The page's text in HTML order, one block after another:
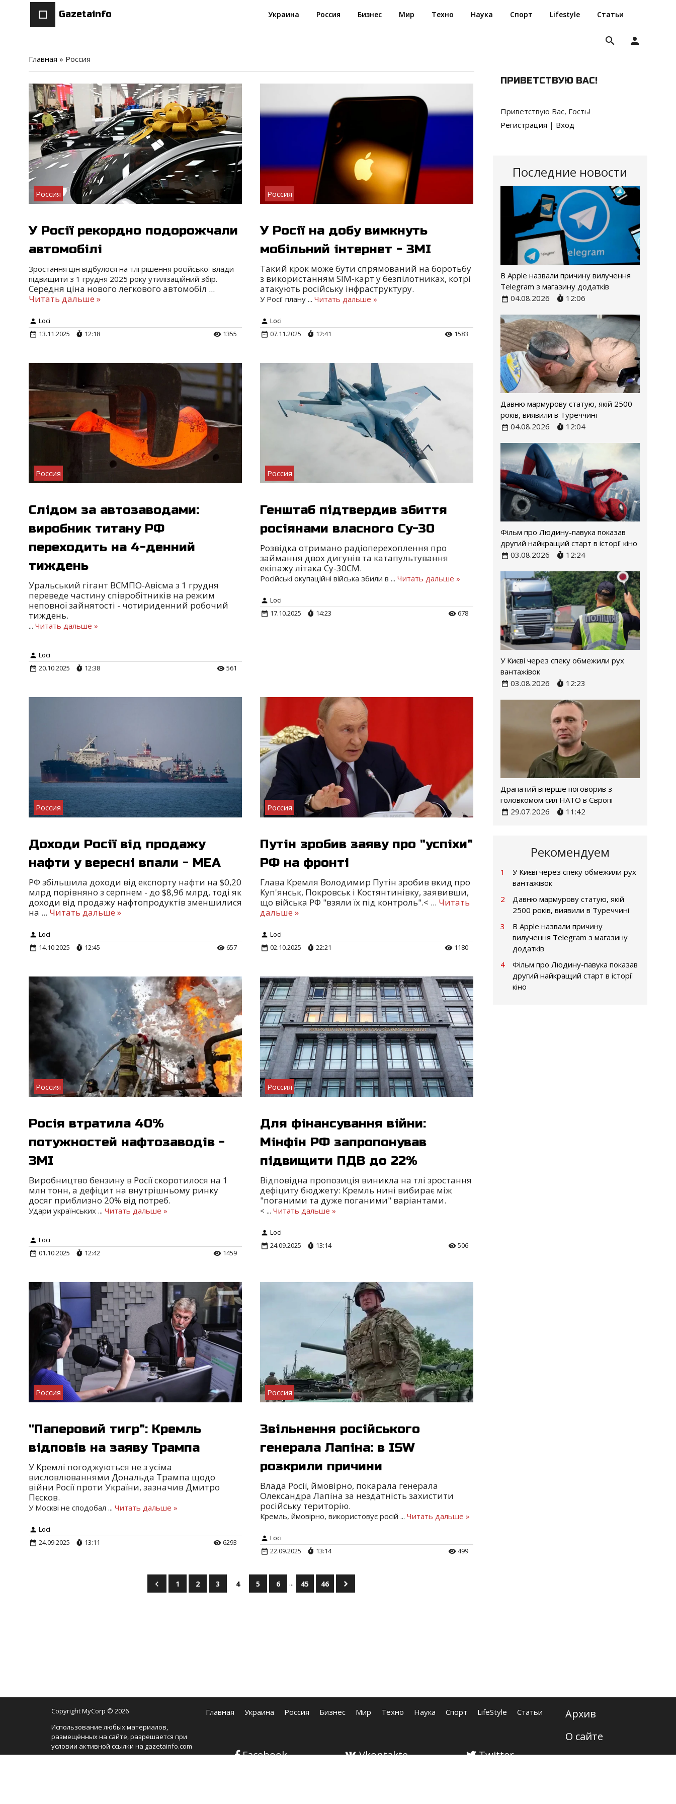
Gazetainfo Украина Россия Бизнес Мир Техно Наука Спорт Lifestyle Статьи
person
search
Главная » Россия
Россия
У Росії рекордно подорожчали
автомобілі
Зростання цін відбулося на тлі рішення російської влади
підвищити з 1 грудня 2025 року утилізаційний збір.
Середня ціна нового легкового автомобіл ...
Читать дальше »
Loci
13.11.2025
12:18 1355
Россия
У Росії на добу вимкнуть
мобільний інтернет - ЗМІ
Такий крок може бути спрямований на боротьбу
з використанням SIM-карт у безпілотниках, котрі
атакують російську інфраструктуру.
У Росії плану ...Читать дальше »
Loci
07.11.2025
12:41 1583
Россия
Слідом за автозаводами:
виробник титану РФ
переходить на 4-денний
тиждень
Уральський гігант ВСМПО-Авісма з 1 грудня
переведе частину співробітників на режим
неповної зайнятості - чотириденний робочий
тиждень.
... Читать дальше »
Loci
20.10.2025
12:38 561
Россия
Генштаб підтвердив збиття
росіянами власного Су-30
Розвідка отримано радіоперехоплення про
займання двох дигунів та катапультування
екіпажу літака Су-30СМ.
Російські окупаційні війська збили в ...Читать дальше »
Loci
17.10.2025
14:23 678
Россия
Доходи Росії від продажу
нафти у вересні впали - МЕА
РФ збільшила доходи від експорту нафти на $0,20
млрд порівняно з серпнем - до $8,96 млрд, тоді як
доходи від продажу нафтопродуктів зменшилися
на ... Читать дальше »
Loci
14.10.2025
12:45 657
Россия
Путін зробив заяву про "успіхи"
РФ на фронті
Глава Кремля Володимир Путін зробив вкид про
Куп'янськ, Покровськ і Костянтинівку, заявивши,
що війська РФ "взяли їх під контроль".< ... Читать
дальше »
Loci
02.10.2025
22:21 1180
Россия
Росія втратила 40%
потужностей нафтозаводів -
ЗМІ
Виробництво бензину в Росії скоротилося на 1
млн тонн, а дефіцит на внутрішньому ринку
досяг приблизно 20% від потреб.
Удари українських ... Читать дальше »
Loci
01.10.2025
12:42 1459
Россия
Для фінансування війни:
Мінфін РФ запропонував
підвищити ПДВ до 22%
Відповідна пропозиція виникла на тлі зростання
дефіциту бюджету: Кремль нині вибирає між
"поганими та дуже поганими" варіантами.
< ...Читать дальше »
Loci
24.09.2025
13:14 506
Россия
"Паперовий тигр": Кремль
відповів на заяву Трампа
У Кремлі погоджуються не з усіма
висловлюваннями Дональда Трампа щодо
війни Росії проти України, зазначив Дмитро
Пєсков.
У Москві не сподобал ... Читать дальше »
Loci
24.09.2025
13:11 6293
Россия
Звільнення російського
генерала Лапіна: в ISW
розкрили причини
Влада Росії, ймовірно, покарала генерала
Олександра Лапіна за нездатність захистити
російську територію.
Кремль, ймовірно, використовує росій ...Читать дальше »
Loci
22.09.2025
13:14 499
1 2 3 4 5 6 ... 45 46
ПРИВЕТСТВУЮ ВАС!
Приветствую Вас, Гость!
Регистрация | Вход
Последние новости
В Apple назвали причину вилучення
Telegram з магазину додатків
04.08.2026
12:06
Давню мармурову статую, якій 2500
років, виявили в Туреччині
04.08.2026
12:04
Фільм про Людину-павука показав
другий найкращий старт в історії кіно
03.08.2026
12:24
У Києві через спеку обмежили рух
вантажівок
03.08.2026
12:23
Драпатий вперше поговорив з
головкомом сил НАТО в Європі
29.07.2026
11:42
Рекомендуем
1
У Києві через спеку обмежили рух
вантажівок
2
Давню мармурову статую, якій
2500 років, виявили в Туреччині
3
В Apple назвали причину
вилучення Telegram з магазину
додатків
4
Фільм про Людину-павука показав
другий найкращий старт в історії
кіно
Copyright MyCorp © 2026
Использование любых материалов,
размещённых на сайте, разрешается при
условии активной ссылки на gazetainfo.com
Главная Украина Россия Бизнес Мир Техно Наука Спорт LifeStyle Статьи
Facebook Vkontakte Twitter
Архив
О сайте
Контакты